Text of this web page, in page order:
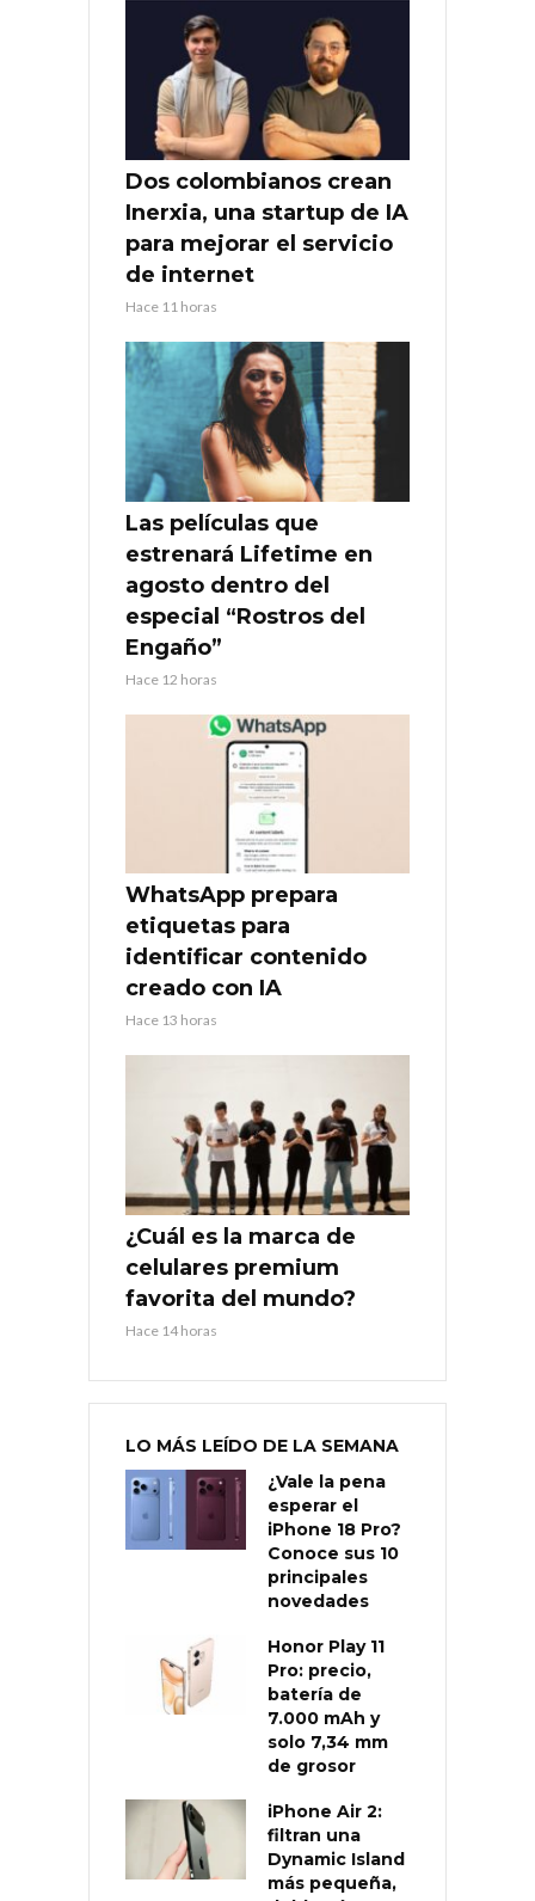
Dos colombianos crean
Inerxia, una startup de IA
para mejorar el servicio
de internet
Hace 11 horas
Las películas que
estrenará Lifetime en
agosto dentro del
especial “Rostros del
Engaño”
Hace 12 horas
WhatsApp prepara
etiquetas para
identificar contenido
creado con IA
Hace 13 horas
¿Cuál es la marca de
celulares premium
favorita del mundo?
Hace 14 horas
LO MÁS LEÍDO DE LA SEMANA
¿Vale la pena
esperar el
iPhone 18 Pro?
Conoce sus 10
principales
novedades
Honor Play 11
Pro: precio,
batería de
7.000 mAh y
solo 7,34 mm
de grosor
iPhone Air 2:
filtran una
Dynamic Island
más pequeña,